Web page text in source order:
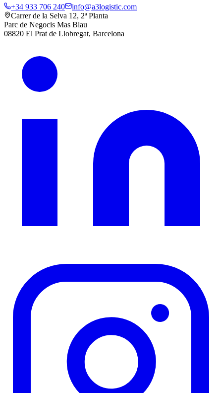
+34 933 706 240
info@a3logistic.com
Carrer de la Selva 12, 2ª Planta
Parc de Negocis Mas Blau
08820 El Prat de Llobregat, Barcelona